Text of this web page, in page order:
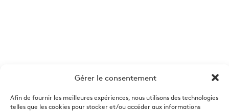
Gérer le consentement
Afin de fournir les meilleures expériences, nous utilisons des technologies
telles que les cookies pour stocker et/ou accéder aux informations